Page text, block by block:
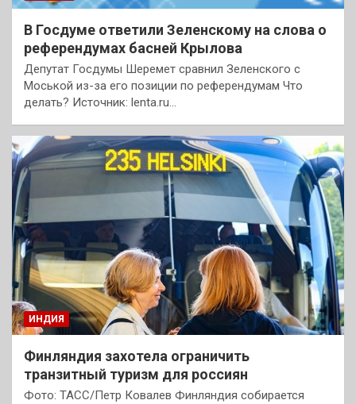
В Госдуме ответили Зеленскому на слова о
референдумах басней Крылова
Депутат Госдумы Шеремет сравнил Зеленского с
Моськой из-за его позиции по референдумам Что
делать? Источник: lenta.ru…
ИНДИЯ
Финляндия захотела ограничить
транзитный туризм для россиян
Фото: ТАСС/Петр Ковалев Финляндия собирается